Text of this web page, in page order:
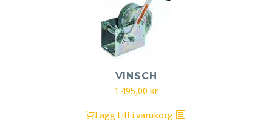
VINSCH
1 495,00 kr
Lägg till i varukorg